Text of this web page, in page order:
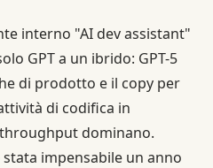
interno "AI dev assistant"
GPT a un ibrido: GPT-5
di prodotto e il copy per
di codifica in
dominano.
impensabile un anno